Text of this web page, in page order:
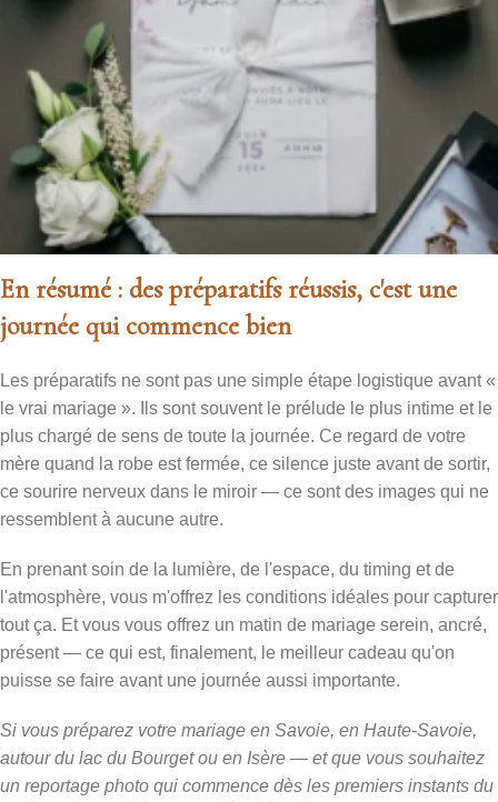
En résumé : des préparatifs réussis, c'est une
journée qui commence bien
Les préparatifs ne sont pas une simple étape logistique avant «
le vrai mariage ». Ils sont souvent le prélude le plus intime et le
plus chargé de sens de toute la journée. Ce regard de votre
mère quand la robe est fermée, ce silence juste avant de sortir,
ce sourire nerveux dans le miroir — ce sont des images qui ne
ressemblent à aucune autre.
En prenant soin de la lumière, de l'espace, du timing et de
l'atmosphère, vous m'offrez les conditions idéales pour capturer
tout ça. Et vous vous offrez un matin de mariage serein, ancré,
présent — ce qui est, finalement, le meilleur cadeau qu'on
puisse se faire avant une journée aussi importante.
Si vous préparez votre mariage en Savoie, en Haute-Savoie,
autour du lac du Bourget ou en Isère — et que vous souhaitez
un reportage photo qui commence dès les premiers instants du